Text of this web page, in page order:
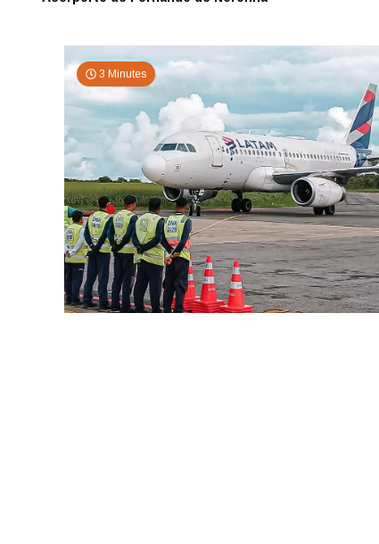
3 Minutes